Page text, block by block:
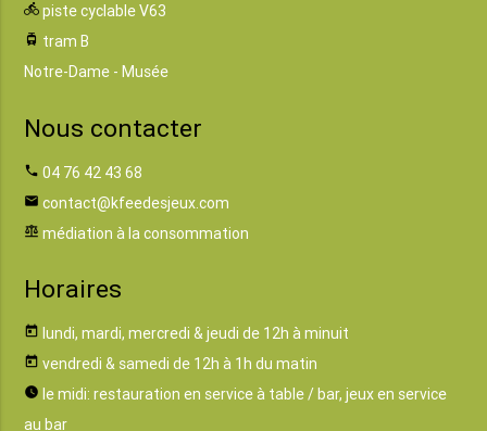
directions_bike piste cyclable V63
tram tram B
Notre-Dame - Musée
Nous contacter
phone 04 76 42 43 68
email contact@kfeedesjeux.com
balance médiation à la consommation
Horaires
today lundi, mardi, mercredi & jeudi de 12h à minuit
today vendredi & samedi de 12h à 1h du matin
watch_later le midi: restauration en service à table / bar, jeux en service
au bar